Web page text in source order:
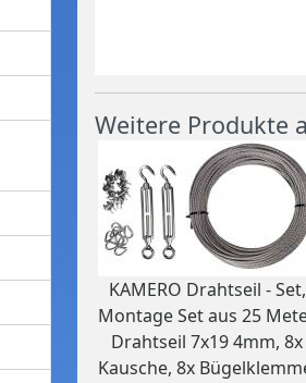
Weitere Produkte
KAMERO Drahtseil - Set,
Montage Set aus 25
Drahtseil 7x19 4mm, 8x
Kausche, 8x